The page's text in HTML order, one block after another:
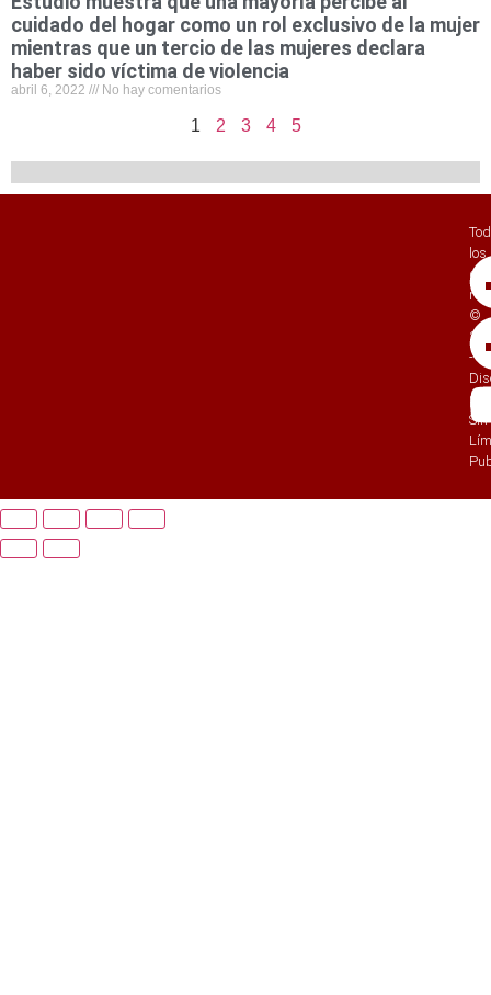
cuidado del hogar como un rol exclusivo de la mujer
mientras que un tercio de las mujeres declara
haber sido víctima de violencia
abril 6, 2022 No hay comentarios
1 2 3 4 5
los
©
-
por
Sin